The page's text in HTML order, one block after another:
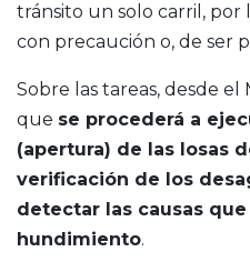
tránsito un solo carril, por
con precaución o, de ser
Sobre las tareas, desde
que se procederá a
(apertura) de las losas
verificación de los
detectar las causas que
hundimiento.